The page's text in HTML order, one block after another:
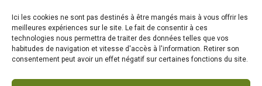
Ici les cookies ne sont pas destinés à être mangés mais à vous offrir les
meilleures expériences sur le site. Le fait de consentir à ces
technologies nous permettra de traiter des données telles que vos
habitudes de navigation et vitesse d'accès à l'information. Retirer son
consentement peut avoir un effet négatif sur certaines fonctions du site.
Auberge du Cellier –1 rue Ste. Eugénie 66720 Montner